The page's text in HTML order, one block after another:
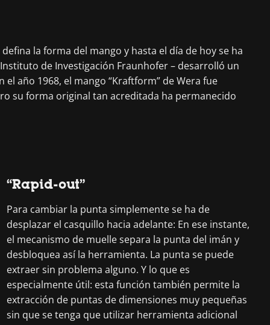
la forma del mango y hasta el día de hoy se ha
de Investigación Fraunhofer – desarrolló un
año 1968, el mango “Kraftform” de Wera fue
su forma original tan acreditada ha permanecido
“Rapid-out”
Para cambiar la punta simplemente se ha de
desplazar el casquillo hacia adelante: En ese instante,
el mecanismo de muelle separa la punta del imán y
desbloquea así la herramienta. La punta se puede
extraer sin problema alguno. Y lo que es
especialmente útil: esta función también permite la
extracción de puntas de dimensiones muy pequeñas
sin que se tenga que utilizar herramienta adicional